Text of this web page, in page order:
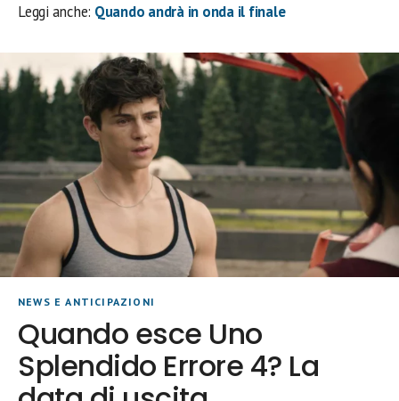
Leggi anche: Quando andrà in onda il finale
NEWS E ANTICIPAZIONI
Quando esce Uno
Splendido Errore 4? La